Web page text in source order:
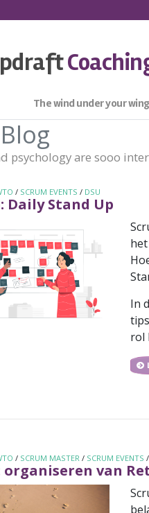
The wind under your
Blog
psychology are sooo
/ SCRUM EVENTS / DSU
Daily Stand Up
In
rol
/ SCRUM MASTER / SCRUM EVENTS /
organiseren van